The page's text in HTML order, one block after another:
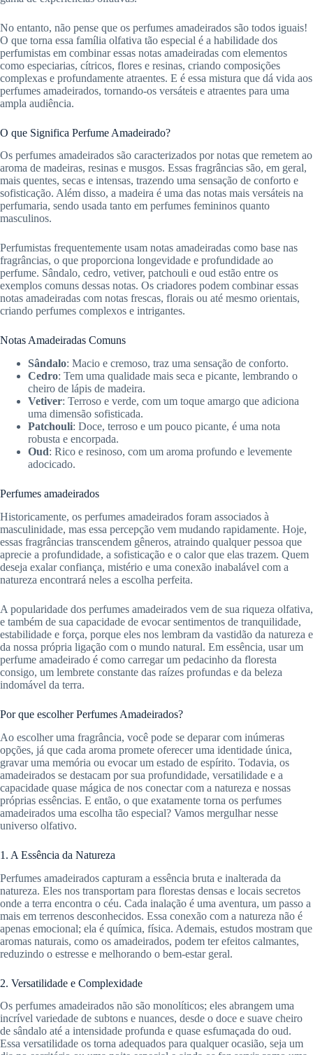
No entanto, não pense que os perfumes amadeirados são todos iguais!
O que torna essa família olfativa tão especial é a habilidade dos
perfumistas em combinar essas notas amadeiradas com elementos
como especiarias, cítricos, flores e resinas, criando composições
complexas e profundamente atraentes. E é essa mistura que dá vida aos
perfumes amadeirados, tornando-os versáteis e atraentes para uma
ampla audiência.
O que Significa Perfume Amadeirado?
Os perfumes amadeirados são caracterizados por notas que remetem ao
aroma de madeiras, resinas e musgos. Essas fragrâncias são, em geral,
mais quentes, secas e intensas, trazendo uma sensação de conforto e
sofisticação. Além disso, a madeira é uma das notas mais versáteis na
perfumaria, sendo usada tanto em perfumes femininos quanto
masculinos.
Perfumistas frequentemente usam notas amadeiradas como base nas
fragrâncias, o que proporciona longevidade e profundidade ao
perfume. Sândalo, cedro, vetiver, patchouli e oud estão entre os
exemplos comuns dessas notas. Os criadores podem combinar essas
notas amadeiradas com notas frescas, florais ou até mesmo orientais,
criando perfumes complexos e intrigantes.
Notas Amadeiradas Comuns
Sândalo: Macio e cremoso, traz uma sensação de conforto.
Cedro: Tem uma qualidade mais seca e picante, lembrando o
cheiro de lápis de madeira.
Vetiver: Terroso e verde, com um toque amargo que adiciona
uma dimensão sofisticada.
Patchouli: Doce, terroso e um pouco picante, é uma nota
robusta e encorpada.
Oud: Rico e resinoso, com um aroma profundo e levemente
adocicado.
Perfumes amadeirados
Historicamente, os perfumes amadeirados foram associados à
masculinidade, mas essa percepção vem mudando rapidamente. Hoje,
essas fragrâncias transcendem gêneros, atraindo qualquer pessoa que
aprecie a profundidade, a sofisticação e o calor que elas trazem. Quem
deseja exalar confiança, mistério e uma conexão inabalável com a
natureza encontrará neles a escolha perfeita.
A popularidade dos perfumes amadeirados vem de sua riqueza olfativa,
e também de sua capacidade de evocar sentimentos de tranquilidade,
estabilidade e força, porque eles nos lembram da vastidão da natureza e
da nossa própria ligação com o mundo natural. Em essência, usar um
perfume amadeirado é como carregar um pedacinho da floresta
consigo, um lembrete constante das raízes profundas e da beleza
indomável da terra.
Por que escolher Perfumes Amadeirados?
Ao escolher uma fragrância, você pode se deparar com inúmeras
opções, já que cada aroma promete oferecer uma identidade única,
gravar uma memória ou evocar um estado de espírito. Todavia, os
amadeirados se destacam por sua profundidade, versatilidade e a
capacidade quase mágica de nos conectar com a natureza e nossas
próprias essências. E então, o que exatamente torna os perfumes
amadeirados uma escolha tão especial? Vamos mergulhar nesse
universo olfativo.
1. A Essência da Natureza
Perfumes amadeirados capturam a essência bruta e inalterada da
natureza. Eles nos transportam para florestas densas e locais secretos
onde a terra encontra o céu. Cada inalação é uma aventura, um passo a
mais em terrenos desconhecidos. Essa conexão com a natureza não é
apenas emocional; ela é química, física. Ademais, estudos mostram que
aromas naturais, como os amadeirados, podem ter efeitos calmantes,
reduzindo o estresse e melhorando o bem-estar geral.
2. Versatilidade e Complexidade
Os perfumes amadeirados não são monolíticos; eles abrangem uma
incrível variedade de subtons e nuances, desde o doce e suave cheiro
de sândalo até a intensidade profunda e quase esfumaçada do oud.
Essa versatilidade os torna adequados para qualquer ocasião, seja um